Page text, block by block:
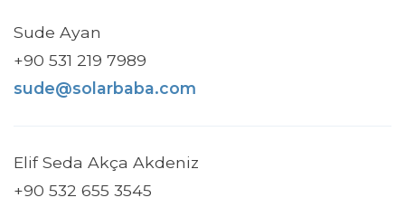
Sude Ayan
+90 531 219 7989
sude@solarbaba.com
Elif Seda Akça Akdeniz
+90 532 655 3545